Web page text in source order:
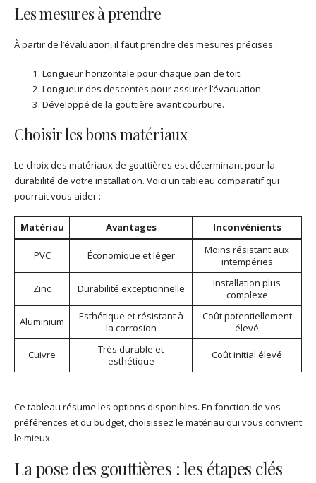
Les mesures à prendre
À partir de l’évaluation, il faut prendre des mesures précises :
Longueur horizontale pour chaque pan de toit.
Longueur des descentes pour assurer l’évacuation.
Développé de la gouttière avant courbure.
Choisir les bons matériaux
Le choix des matériaux de gouttières est déterminant pour la
durabilité de votre installation. Voici un tableau comparatif qui
pourrait vous aider :
Matériau Avantages Inconvénients
PVC Économique et léger
Moins résistant aux
intempéries
Zinc Durabilité exceptionnelle
Installation plus
complexe
Aluminium
Esthétique et résistant à
la corrosion
Coût potentiellement
élevé
Cuivre
Très durable et
esthétique
Coût initial élevé
Ce tableau résume les options disponibles. En fonction de vos
préférences et du budget, choisissez le matériau qui vous convient
le mieux.
La pose des gouttières : les étapes clés